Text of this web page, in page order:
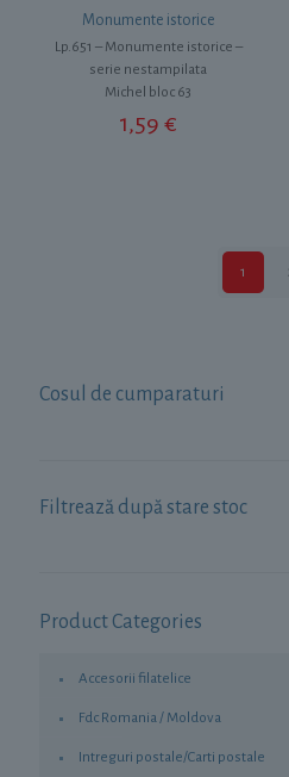
Monumente istorice
Lp.651 – Monumente istorice –
serie nestampilata
Michel bloc 63
1,59€
1
Cosul de cumparaturi
Filtrează după stare stoc
Product Categories
Accesorii filatelice
Fdc Romania / Moldova
Intreguri postale/Carti postale